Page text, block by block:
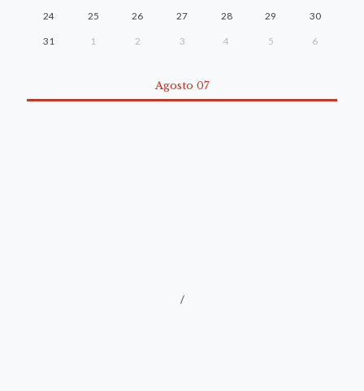
24 25 26 27 28 29 30
31 1 2 3 4 5 6
Agosto 07
/